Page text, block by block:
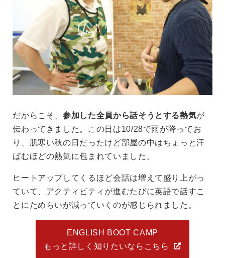
だからこそ、参加した全員から話そうとする熱気が
伝わってきました。この日は10/28で雨が降ってお
り、肌寒い秋の日だったけど部屋の中はちょっと汗
ばむほどの熱気に包まれていました。
ヒートアップしてくるほど会話は増えて盛り上がっ
ていて、アクティビティが進むたびに英語で話すこ
とにためらいが減っていくのが感じられました。
ENGLISH BOOT CAMP
もっと詳しく知りたいならこちら